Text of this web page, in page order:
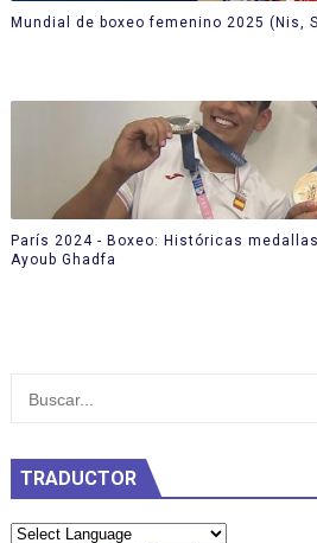
Mundial de boxeo femenino 2025 (Nis,
París 2024 - Boxeo: Históricas
Ayoub Ghadfa
TRADUCTOR